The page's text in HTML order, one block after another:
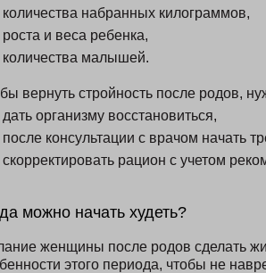
количества набранных килограммов,
роста и веса ребенка,
количества малышей.
вернуть стройность после родов,
дать организму восстановиться,
после консультации с врачом начать
скорректировать рацион с учетом
можно начать худеть?
женщины после родов сделать
этого периода, чтобы не